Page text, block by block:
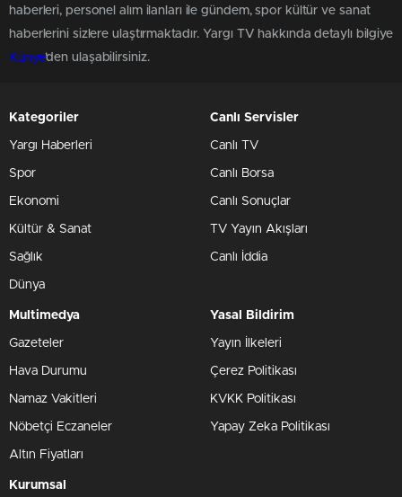
haberleri, personel alım ilanları ile gündem, spor kültür ve sanat
haberlerini sizlere ulaştırmaktadır. Yargı TV hakkında detaylı bilgiye
Künye'den ulaşabilirsiniz.
Kategoriler
Yargı Haberleri
Spor
Ekonomi
Kültür & Sanat
Sağlık
Dünya
Canlı Servisler
Canlı TV
Canlı Borsa
Canlı Sonuçlar
TV Yayın Akışları
Canlı İddia
Multimedya
Gazeteler
Hava Durumu
Namaz Vakitleri
Nöbetçi Eczaneler
Altın Fiyatları
Yasal Bildirim
Yayın İlkeleri
Çerez Politikası
KVKK Politikası
Yapay Zeka Politikası
Kurumsal